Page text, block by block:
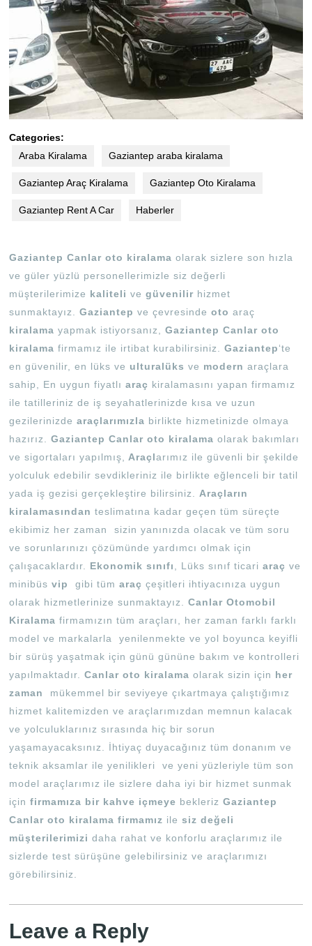
Categories:
Araba Kiralama
Gaziantep araba kiralama
Gaziantep Araç Kiralama Gaziantep Oto Kiralama
Gaziantep Rent A Car Haberler
Gaziantep Canlar oto kiralama olarak sizlere son hızla
ve güler yüzlü personellerimizle siz değerli
müşterilerimize kaliteli vegüvenilir hizmet
sunmaktayız.Gaziantep ve çevresindeoto araç
kiralama yapmak istiyorsanız,Gaziantep Canlar oto
kiralama firmamız ile irtibat kurabilirsiniz.Gaziantep‘te
en güvenilir, en lüks ve ulturalüks ve modern araçlara
sahip, En uygun fiyatlıaraç kiralamasını yapan firmamız
ile tatilleriniz de iş seyahatlerinizde kısa ve uzun
gezilerinizdearaçlarımızla birlikte hizmetinizde olmaya
hazırız.Gaziantep Canlar oto kiralama olarak bakımları
ve sigortaları yapılmış,
Araçlarımız ile güvenli bir şekilde
yolculuk edebilir sevdikleriniz ile birlikte eğlenceli bir tatil
yada iş gezisi gerçekleştire bilirsiniz. Araçların
kiralamasından teslimatına kadar geçen tüm süreçte
ekibimiz her zaman sizin yanınızda olacak ve tüm soru
ve sorunlarınızı çözümünde yardımcı olmak için
çalışacaklardır.
Ekonomik sınıfı , Lüks sınıf ticariaraç ve
minibüsvip gibi tümaraç çeşitleri ihtiyacınıza uygun
olarak hizmetlerinize sunmaktayız.Canlar Otomobil
Kiralama firmamızın tüm araçları, her zaman farklı farklı
model ve markalarla yenilenmekte ve yol boyunca keyifli
bir sürüş yaşatmak için günü gününe bakım ve kontrolleri
yapılmaktadır.Canlar oto kiralama olarak sizin için her
zaman
mükemmel bir seviyeye çıkartmaya çalıştığımız
hizmet kalitemizden ve araçlarımızdan memnun kalacak
ve yolculuklarınız sırasında hiç bir sorun
yaşamayacaksınız. İhtiyaç duyacağınız tüm donanım ve
teknik aksamlar ile yenilikleri ve yeni yüzleriyle tüm son
model araçlarımız ile sizlere daha iyi bir hizmet sunmak
için firmamıza bir kahve içmeye beklerizGaziantep
Canlar oto kiralama firmamız ile siz değeli
müşterilerimizi daha rahat ve konforlu araçlarımız ile
sizlerde test sürüşüne gelebilirsiniz ve araçlarımızı
görebilirsiniz.
Leave a Reply